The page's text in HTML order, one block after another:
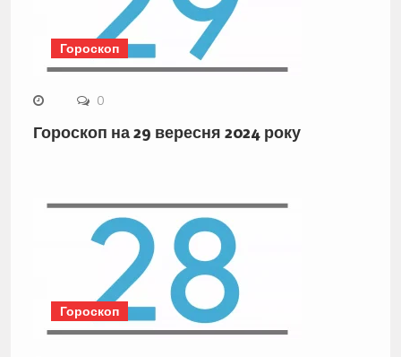
Гороскоп
0
Гороскоп на 29 вересня 2024 року
Гороскоп